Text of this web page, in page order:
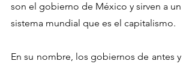
son el gobierno de México y sirven a un
sistema mundial que es el capitalismo.
En su nombre, los gobiernos de antes y